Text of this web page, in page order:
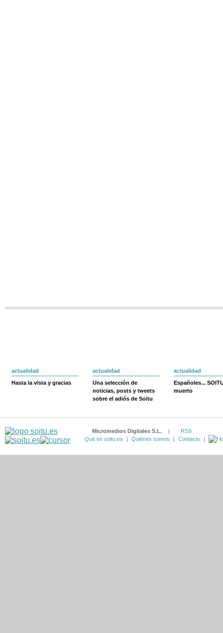
actualidad
Hasta la vista y gracias
actualidad
Una selección de
noticias, posts y tweets
sobre el adiós de Soitu
actualidad
Españoles...
muerto
Micromedios Digitales S.L. |
RSS
Qué es soitu.es
| Quiénes somos | Contacto |